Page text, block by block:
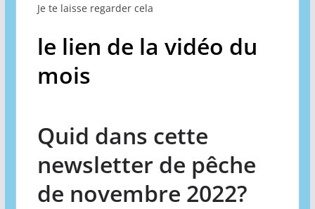
Je te laisse regarder cela
le lien de la vidéo du
mois
Quid dans cette
newsletter de pêche
de novembre 2022?